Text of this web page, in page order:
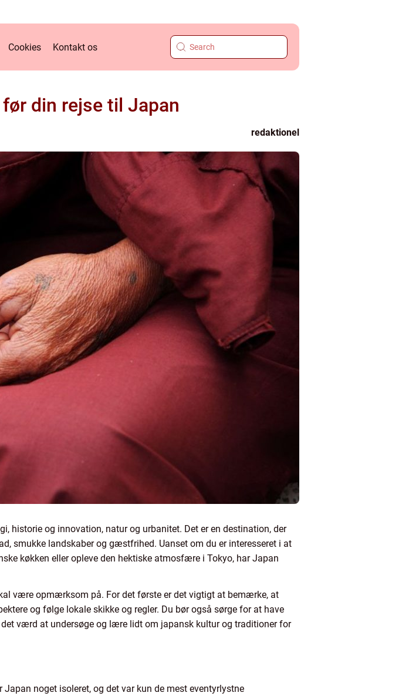
Cookies Kontakt os
din rejse til Japan
redaktionel
historie og innovation, natur og urbanitet. Det er en destination, der
smukke landskaber og gæstfrihed. Uanset om du er interesseret i at
køkken eller opleve den hektiske atmosfære i Tokyo, har Japan
være opmærksom på. For det første er det vigtigt at bemærke, at
og følge lokale skikke og regler. Du bør også sørge for at have
værd at undersøge og lære lidt om japansk kultur og traditioner for
noget isoleret, og det var kun de mest eventyrlystne